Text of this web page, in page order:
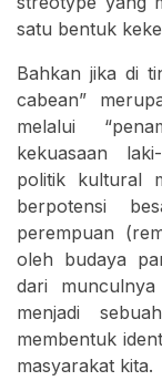
satu bentuk
Bahkan jika di
cabean”
melalui
kekuasaan
politik kultural
berpotensi
perempuan
oleh budaya
dari
menjadi
membentuk
masyarakat kita.